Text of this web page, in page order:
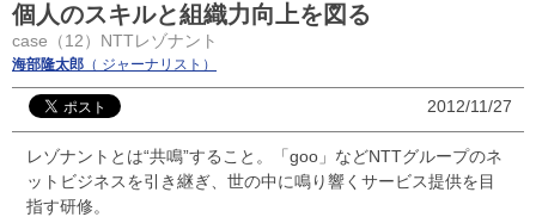
個人のスキルと組織力向上を図る
case（12）NTTレゾナント
海部隆太郎 （ ジャーナリスト）
2012/11/27
レゾナントとは“共鳴”すること。「goo」などNTTグループのネ
ットビジネスを引き継ぎ、世の中に鳴り響くサービス提供を目
指す研修。